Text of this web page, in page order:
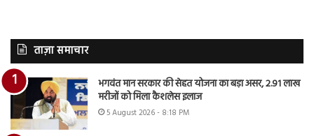
ताज़ा समाचार
भगवंत मान सरकार की सेहत योजना का बड़ा असर, 2.91 लाख
मरीजों को मिला कैशलेस इलाज
5 August 2026 - 8:18 PM